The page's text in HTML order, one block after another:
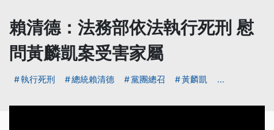
賴清德：法務部依法執行死刑 慰
問黃麟凱案受害家屬
執行死刑 總統賴清德 黨團總召 黃麟凱 ...